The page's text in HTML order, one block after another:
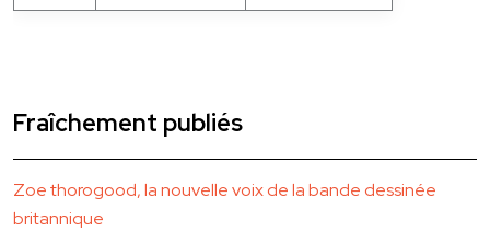
Fraîchement publiés
Zoe thorogood, la nouvelle voix de la bande dessinée
britannique